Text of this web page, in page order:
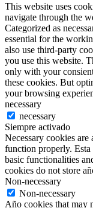
This website uses
navigate through the
Categorized as
essential for the
also use third-party
you use this website.
only with your
these cookies. But
your browsing
necessary
necessary
Siempre activado
Necessary cookies
function properly.
basic functionalities
cookies do not store
Non-necessary
Non-necessary
Año cookies that may